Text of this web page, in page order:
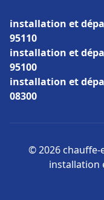
installation et
95110
installation et
95100
installation et
08300
© 2026 chauffe-
installation